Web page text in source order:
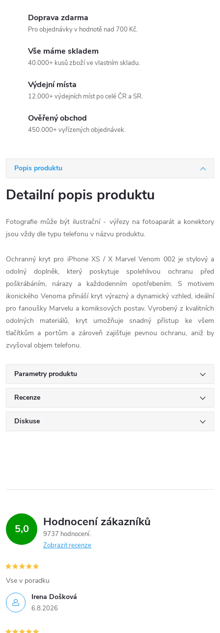
Doprava zdarma
Pro objednávky v hodnotě nad 700 Kč.
Vše máme skladem
40.000+ kusů zboží ve vlastním skladu.
Výdejní místa
12.000+ výdejních míst po celé ČR a SR.
Ověřený obchod
450.000+ vyřízených objednávek.
Popis produktu
Detailní popis produktu
Fotografie může být ilustrační - výřezy na fotoaparát a konektory
jsou vždy dle typu telefonu v názvu produktu.
Ochranný kryt pro iPhone XS / X Marvel Venom 002 je stylový a
odolný doplněk, který poskytuje spolehlivou ochranu před
poškrábáním, nárazy a každodenním opotřebením. S motivem
ikonického Venoma přináší kryt výrazný a dynamický vzhled, ideální
pro fanoušky Marvelu a komiksových postav. Vyrobený z kvalitních
odolných materiálů, kryt umožňuje snadný přístup ke všem
tlačítkům a portům a zároveň zajišťuje pevnou ochranu, aniž by
zvyšoval objem telefonu.
Parametry produktu
Recenze
Diskuse
5,0 Hodnocení zákazníků
9737 hodnocení
Zobrazit recenze
Irena Došková
6.8.2026
Vse v poradku